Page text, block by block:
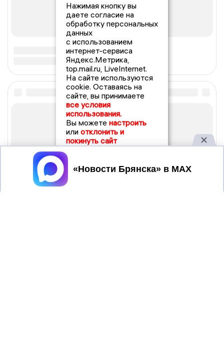
Нажимая кнопку вы
даете согласие на
обработку персональных
данных
с использованием
интернет-сервиса
Яндекс.Метрика,
top.mail.ru, LiveInternet.
На сайте используются
cookie. Оставаясь на
сайте, вы принимаете
все условия
использования.
Вы можете настроить
или отклонить и
покинуть сайт
Принять